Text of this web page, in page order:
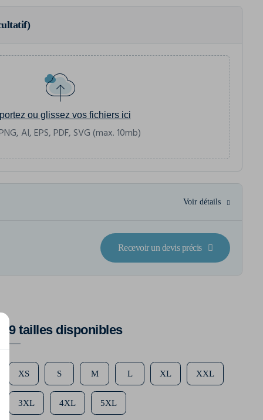
ou glissez vos fichiers ici
AI, EPS, PDF, SVG (max. 10mb)
Voir détails
Recevoir un devis précis
9 tailles disponibles
XS S M L XL XXL
3XL 4XL 5XL